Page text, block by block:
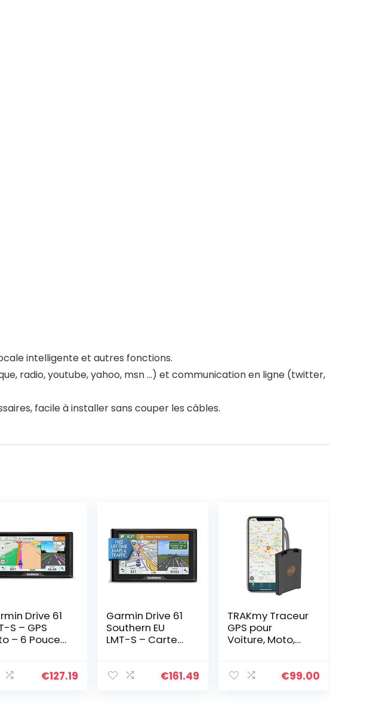
intelligente et autres fonctions.
radio, youtube, yahoo, msn …) et communication en ligne (twitter,
facile à installer sans couper les câbles.
Drive 61
S – GPS
– 6 Pouces
à Vie
€127.19
Garmin Drive 61
Southern EU
LMT-S – Carte
€161.49
TRAKmy Traceur
GPS pour
Voiture, Moto,
React : 1 an€99.00